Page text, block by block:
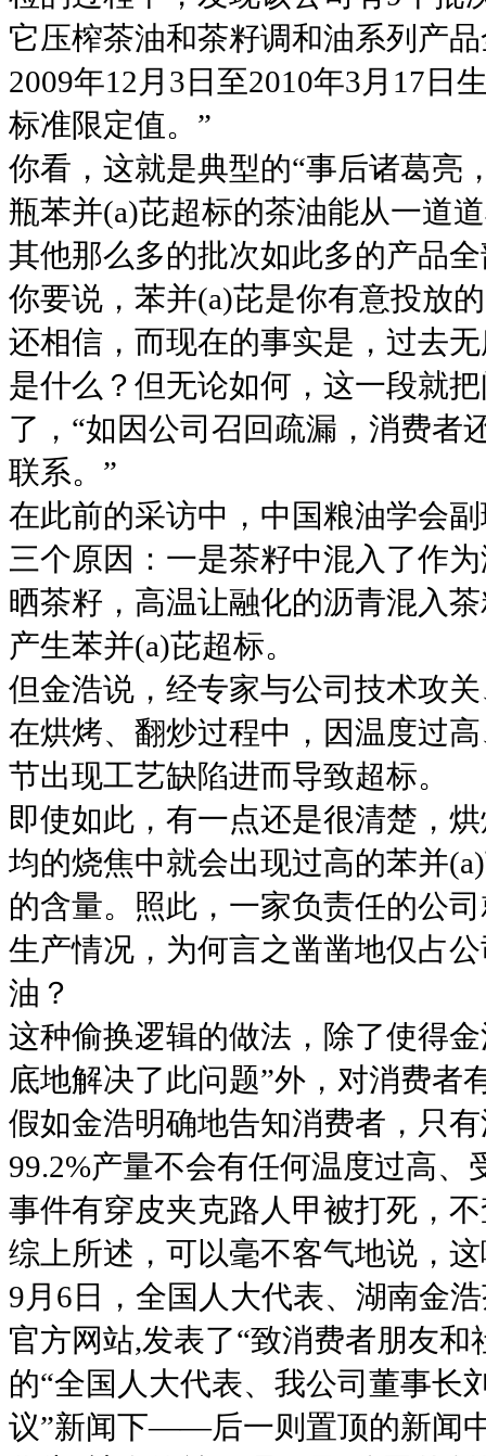
它压榨茶油和茶籽调和油系列产
2009年12月3日至2010年3月17日
标准限定值。”
你看，这就是典型的“事后诸葛亮
瓶苯并(a)芘超标的茶油能从一道
其他那么多的批次如此多的产品
你要说，苯并(a)芘是你有意投放
还相信，而现在的事实是，过去
是什么？但无论如何，这一段就
了，“如因公司召回疏漏，消费者
联系。”
在此前的采访中，中国粮油学会
三个原因：一是茶籽中混入了作
晒茶籽，高温让融化的沥青混入
产生苯并(a)芘超标。
但金浩说，经专家与公司技术攻
在烘烤、翻炒过程中，因温度过
节出现工艺缺陷进而导致超标。
即使如此，有一点还是很清楚，
均的烧焦中就会出现过高的苯并
的含量。照此，一家负责任的公
生产情况，为何言之凿凿地仅占
油？
这种偷换逻辑的做法，除了使得
底地解决了此问题”外，对消费者
假如金浩明确地告知消费者，只
99.2%产量不会有任何温度过高
事件有穿皮夹克路人甲被打死，
综上所述，可以毫不客气地说，
9月6日，全国人大代表、湖南金
官方网站,发表了“致消费者朋友
的“全国人大代表、我公司董事长
议”新闻下——后一则置顶的新闻